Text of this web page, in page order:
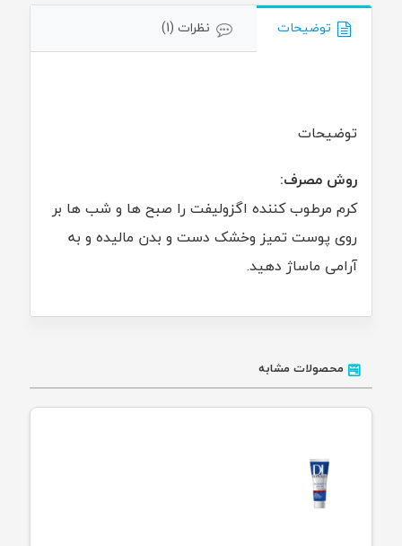
توضیحات نظرات (1)
توضیحات
روش مصرف:
کرم مرطوب کننده اگزولیفت را صبح ها و شب ها بر
روی پوست تمیز وخشک دست و بدن مالیده و به
آرامی ماساژ دهید.
محصولات مشابه